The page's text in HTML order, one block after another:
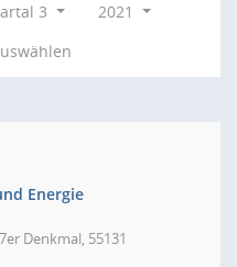
3
2021
Energie
Denkmal, 55131